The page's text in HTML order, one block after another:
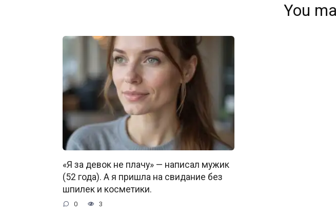
You
«Я за девок не плачу» — написал мужик
(52 года). А я пришла на свидание без
шпилек и косметики.
0 3